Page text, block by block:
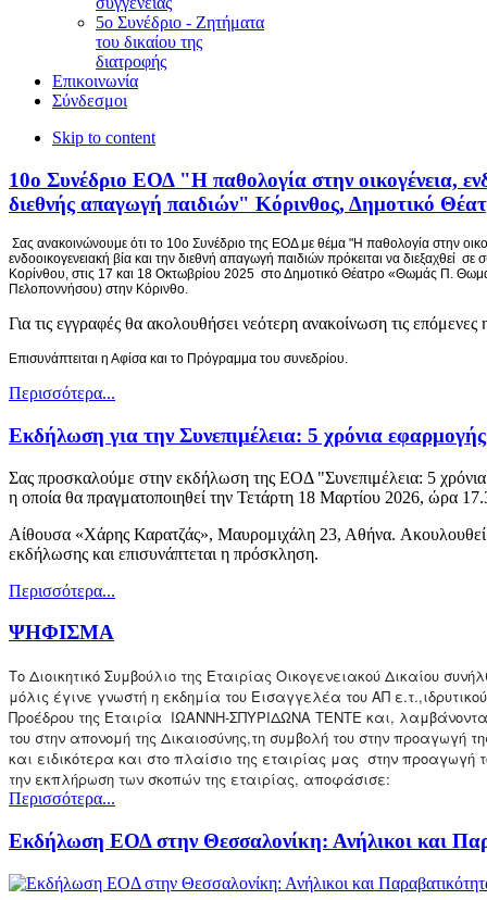
5ο Συνέδριο - Ζητήματα
του δικαίου της
διατροφής
Επικοινωνία
Σύνδεσμοι
Skip to content
10ο Συνέδριο ΕΟΔ "Η παθολογία στην οικογένεια,
διεθνής απαγωγή παιδιών" Κόρινθος, Δημοτικό
Σας ανακοινώνουμε ότι το 10ο Συνέδριο της ΕΟΔ με θέμα "Η παθολογία στην
ενδοοικογενειακή βία και την διεθνή απαγωγή παιδιών πρόκειται να διεξαχθεί
Κορίνθου, στις 17 και 18 Οκτωβρίου 2025 στο Δημοτικό Θέατρο «Θωμάς Π.
Πελοποννήσου) στην Κόρινθο.
Για τις εγγραφές θα ακολουθήσει νεότερη ανακοίνωση τις επόμενες
Επισυνάπτειται η Αφίσα και το Πρόγραμμα του συνεδρίου.
Περισσότερα...
Εκδήλωση για την Συνεπιμέλεια: 5 χρόνια
Σας προσκαλούμε στην εκδήλωση της ΕΟΔ "Συνεπιμέλεια: 5
η οποία θα πραγματοποιηθεί την Τετάρτη 18 Μαρτίου 2026, ώρα
Αίθουσα «Χάρης Καρατζάς», Μαυρομιχάλη 23, Αθήνα. Aκουλουθεί
εκδήλωσης και επισυνάπτεται η πρόσκληση.
Περισσότερα...
ΨΗΦΙΣΜΑ
Tο Διοικητικό Συμβούλιο της Εταιρίας Οικογενειακού Δικαίου
μόλις έγινε γνωστή η εκδημία του Εισαγγελέα του ΑΠ
Προέδρου της Εταιρία ΙΩΑΝΝΗ-ΣΠΥΡΙΔΩΝΑ ΤΕΝΤΕ και,
του στην απονομή της Δικαιοσύνης,τη συμβολή του στην προαγωγή
και ειδικότερα και στο πλαίσιο της εταιρίας μας στην προαγωγή
την εκπλήρωση των σκοπών της εταιρίας, αποφάσισε:
Περισσότερα...
Εκδήλωση ΕΟΔ στην Θεσσαλονίκη: Ανήλικοι και